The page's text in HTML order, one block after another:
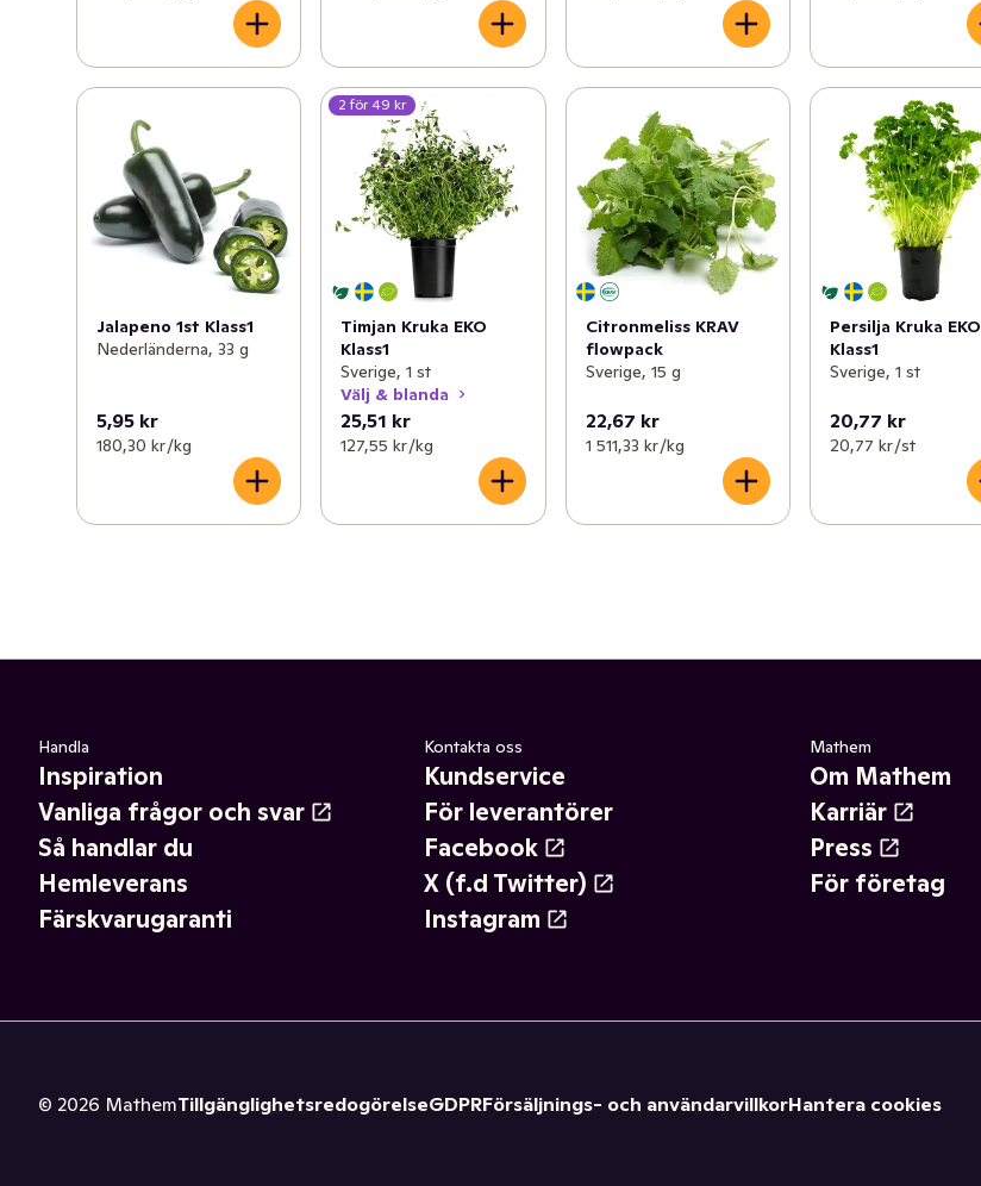
Jalapeno 1st Klass1
Nederländerna, 33 g
5,95 kr
180,30 kr /kg
2 för 49 kr
Timjan Kruka EKO
Klass1
Sverige, 1 st
Välj & blanda
25,51 kr
127,55 kr /kg
Citronmeliss KRAV
flowpack
Sverige, 15 g
22,67 kr
1 511,33 kr /kg
Persilja Kruka EKO
Klass1
Sverige, 1 st
20,77 kr
20,77 kr /st
Handla
Inspiration
Vanliga frågor och svar
Så handlar du
Hemleverans
Färskvarugaranti
Kontakta oss
Kundservice
För leverantörer
Facebook
X (f.d Twitter)
Instagram
Mathem
Om Mathem
Karriär
Press
För företag
© 2026 MathemTillgänglighetsredogörelseGDPRFörsäljnings- och användarvillkorHantera cookies